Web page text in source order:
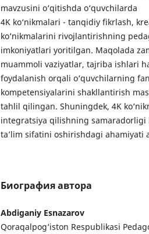
mavzusini o‘qitishda o‘quvchilarda
4K ko‘nikmalari - tanqidiy fikrlash,
ko‘nikmalarini rivojlantirishning
imkoniyatlari yoritilgan. Maqolada
muammoli vaziyatlar, tajriba ishlari
foydalanish orqali o‘quvchilarning
kompetensiyalarini shakllantirish
tahlil qilingan. Shuningdek, 4K
integratsiya qilishning samaradorligi
ta’lim sifatini oshirishdagi ahamiyati
Биография автора
Abdiganiy Esnazarov
Qoraqalpog‘iston Respublikasi